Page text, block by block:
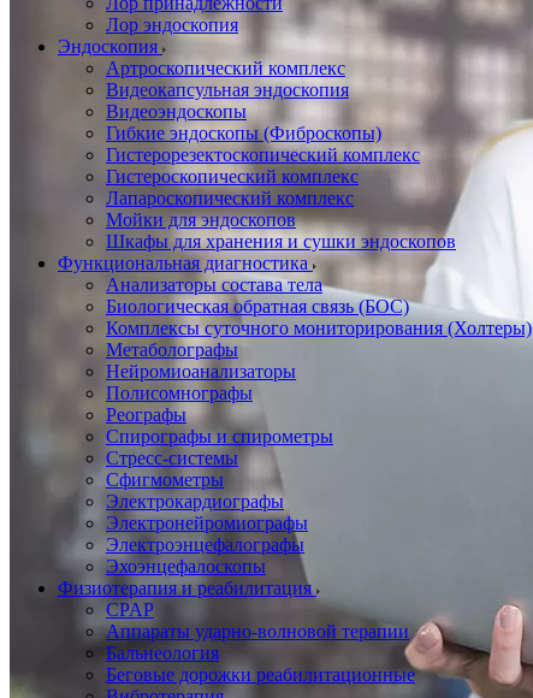
Лор эндоскопия
Эндоскопия
Артроскопический комплекс
Видеокапсульная эндоскопия
Видеоэндоскопы
Гибкие эндоскопы (Фиброcкопы)
Гистерорезектоскопический комплекс
Гистероскопический комплекс
Лапароскопический комплекс
Мойки для эндоскопов
Шкафы для хранения и сушки эндоскопов
Функциональная диагностика
Анализаторы состава тела
Биологическая обратная связь (БОС)
Комплексы суточного мониторирования (Холтеры)
Метаболографы
Нейромиоанализаторы
Полисомнографы
Реографы
Спирографы и спирометры
Стресс-системы
Сфигмометры
Электрокардиографы
Электронейромиографы
Электроэнцефалографы
Эхоэнцефалоскопы
Физиотерапия и реабилитация
CPAP
Аппараты ударно-волновой терапии
Бальнеология
Беговые дорожки реабилитационные